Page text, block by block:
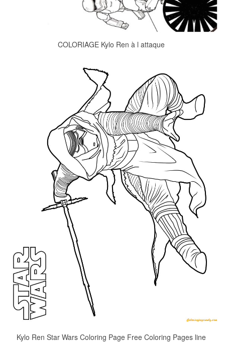
COLORIAGE Kylo Ren à l attaque
Kylo Ren Star Wars Coloring Page Free Coloring Pages line